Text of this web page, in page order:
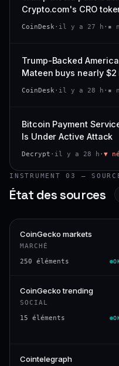
Crypto.com's CRO
CoinDesk · il y a 27 h · ▪
Trump-Backed
Mateen buys nearly
CoinDesk · il y a 28 h · ▪
Bitcoin Payment
Is Under Active Attack
Decrypt · il y a 28 h · ▼
INSTRUMENT 03 —
État des sources
CoinGecko markets
MARCHÉ
250 éléments
CoinGecko trending
SOCIAL
15 éléments
Cointelegraph